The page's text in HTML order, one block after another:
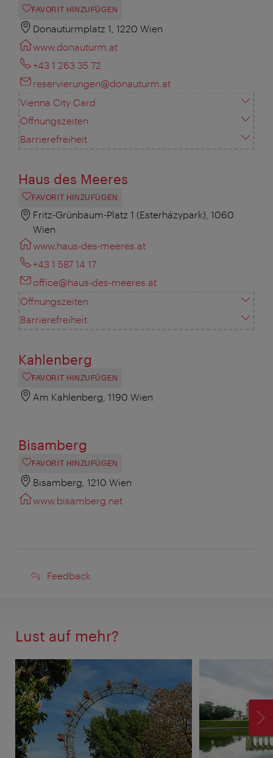
FAVORIT HINZUFÜGEN
Donauturmplatz 1, 1220 Wien
www.donauturm.at
+43 1 263 35 72
reservierungen@donauturm.at
Vienna City Card
Öffnungszeiten
Barrierefreiheit
Haus des Meeres
FAVORIT HINZUFÜGEN
Fritz-Grünbaum-Platz 1 (Esterházypark), 1060
Wien
www.haus-des-meeres.at
+43 1 587 14 17
office@haus-des-meeres.at
Öffnungszeiten
Barrierefreiheit
Kahlenberg
FAVORIT HINZUFÜGEN
Am Kahlenberg, 1190 Wien
Bisamberg
FAVORIT HINZUFÜGEN
Bisamberg, 1210 Wien
www.bisamberg.net
Feedback
Feedback
Lust auf mehr?